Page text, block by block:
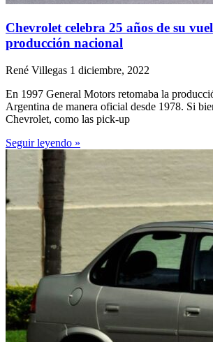
Chevrolet celebra 25 años de su
producción nacional
René Villegas 1 diciembre, 2022
En 1997 General Motors retomaba la
Argentina de manera oficial desde 1978. Si
Chevrolet, como las pick-up
Seguir leyendo »